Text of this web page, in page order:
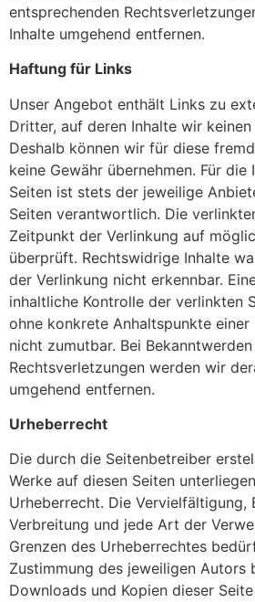
entsprechenden
Inhalte umgehend entfernen.
Haftung für Links
Unser Angebot enthält Links zu
Dritter, auf deren Inhalte wir keinen
Deshalb können wir für diese
keine Gewähr übernehmen. Für
Seiten ist stets der jeweilige
Seiten verantwortlich. Die
Zeitpunkt der Verlinkung auf
überprüft. Rechtswidrige Inhalte
der Verlinkung nicht erkennbar.
inhaltliche Kontrolle der verlinkten
ohne konkrete Anhaltspunkte einer
nicht zumutbar. Bei
Rechtsverletzungen werden wir
umgehend entfernen.
Urheberrecht
Die durch die Seitenbetreiber
Werke auf diesen Seiten
Urheberrecht. Die Vervielfältigung,
Verbreitung und jede Art der
Grenzen des Urheberrechtes
Zustimmung des jeweiligen Autors
Downloads und Kopien dieser